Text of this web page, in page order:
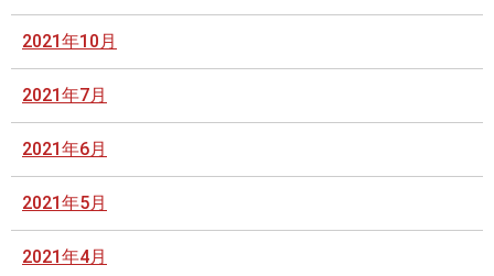
2021年10月
2021年7月
2021年6月
2021年5月
2021年4月